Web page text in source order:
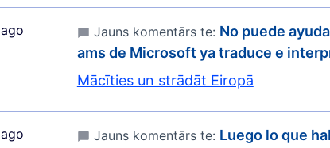
Jauns komentārs te: No puede
ams de Microsoft ya traduce e
Mācīties un strādāt Eiropā
Jauns komentārs te: Luego lo que